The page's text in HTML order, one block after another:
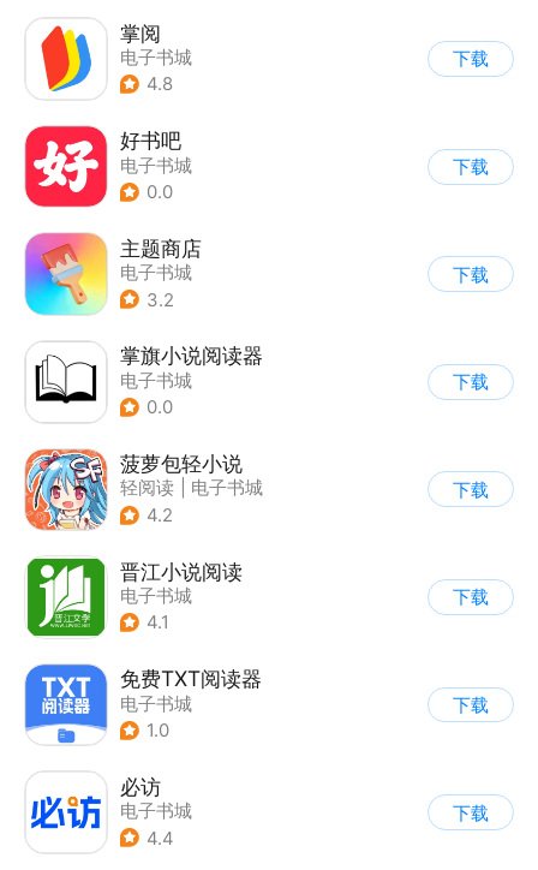
掌阅
电子书城
4.8
下载
好书吧
电子书城
0.0
下载
主题商店
电子书城
3.2
下载
掌旗小说阅读器
电子书城
0.0
下载
菠萝包轻小说
轻阅读
电子书城
4.2
下载
晋江小说阅读
电子书城
4.1
下载
免费TXT阅读器
电子书城
1.0
下载
必访
电子书城
4.4
下载